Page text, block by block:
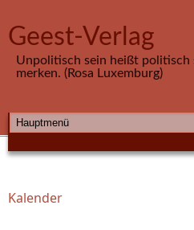
Geest-Verlag
Unpolitisch sein heißt politisch
merken. (Rosa Luxemburg)
HAUPTMENÜ
Sie sind hier
Kalender